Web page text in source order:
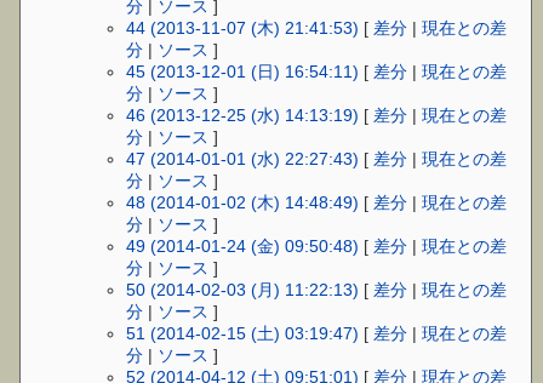
分 | ソース ]
44 (2013-11-07 (木) 21:41:53) [ 差分 |現在との差
分 | ソース ]
45 (2013-12-01 (日) 16:54:11) [ 差分 |現在との差
分 | ソース ]
46 (2013-12-25 (水) 14:13:19) [ 差分 |現在との差
分 | ソース ]
47 (2014-01-01 (水) 22:27:43) [ 差分 |現在との差
分 | ソース ]
48 (2014-01-02 (木) 14:48:49) [ 差分 |現在との差
分 | ソース ]
49 (2014-01-24 (金) 09:50:48) [ 差分 |現在との差
分 | ソース ]
50 (2014-02-03 (月) 11:22:13) [ 差分 |現在との差
分 | ソース ]
51 (2014-02-15 (土) 03:19:47) [ 差分 |現在との差
分 | ソース ]
52 (2014-04-12 (土) 09:51:01) [ 差分 |現在との差